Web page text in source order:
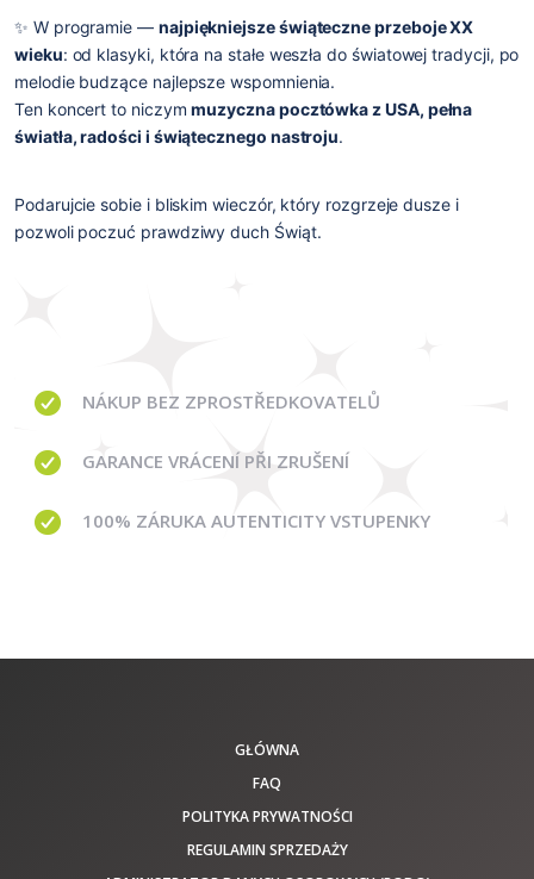
✨ W programie — najpiękniejsze świąteczne przeboje XX
wieku: od klasyki, która na stałe weszła do światowej tradycji, po
melodie budzące najlepsze wspomnienia.
Ten koncert to niczymmuzyczna pocztówka z USA, pełna
światła, radości i świątecznego nastroju.
Podarujcie sobie i bliskim wieczór, który rozgrzeje dusze i
pozwoli poczuć prawdziwy duch Świąt.
NÁKUP BEZ ZPROSTŘEDKOVATELŮ
GARANCE VRÁCENÍ PŘI ZRUŠENÍ
100% ZÁRUKA AUTENTICITY VSTUPENKY
GŁÓWNA
FAQ
POLITYKA PRYWATNOŚCI
REGULAMIN SPRZEDAŻY